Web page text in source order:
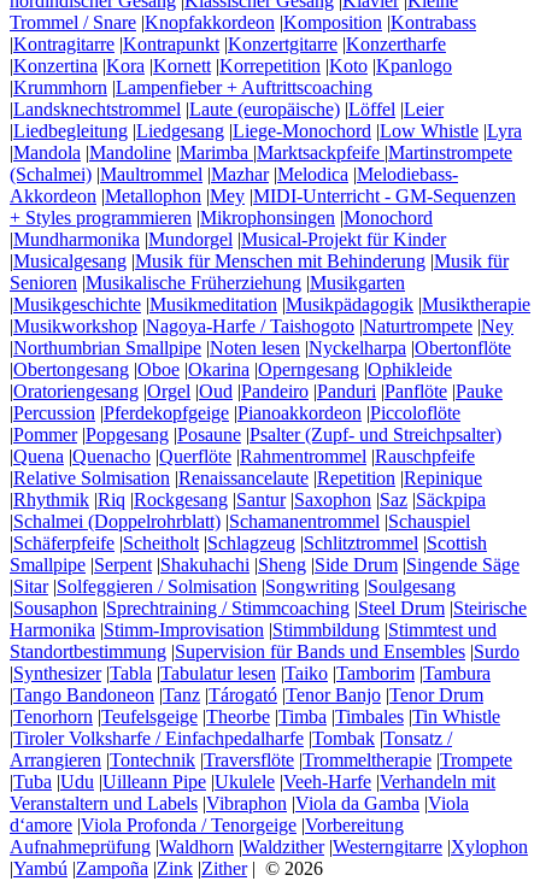
Trommel / Snare |Knopfakkordeon |Komposition |Kontrabass
|Kontragitarre |Kontrapunkt|Konzertgitarre |Konzertharfe
|Konzertina |Kora |Kornett|Korrepetition |Koto |Kpanlogo
|Krummhorn |Lampenfieber + Auftrittscoaching
|Landsknechtstrommel |Laute (europäische) |Löffel |Leier
|Liedbegleitung |Liedgesang |Liege-Monochord |Low Whistle |Lyra
|Mandola |Mandoline |Marimba |Marktsackpfeife |Martinstrompete
(Schalmei) |Maultrommel |Mazhar|Melodica |Melodiebass-
Akkordeon |Metallophon |Mey |MIDI-Unterricht - GM-Sequenzen
+ Styles programmieren |Mikrophonsingen |Monochord
|Mundharmonika |Mundorgel |Musical-Projekt für Kinder
|Musicalgesang |Musik für Menschen mit Behinderung |Musik für
Senioren |Musikalische Früherziehung |Musikgarten
|Musikgeschichte |Musikmeditation |Musikpädagogik |Musiktherapie
|Musikworkshop |Nagoya-Harfe / Taishogoto |Naturtrompete |Ney
|Northumbrian Smallpipe |Noten lesen |Nyckelharpa |Obertonflöte
|Obertongesang |Oboe |Okarina |Operngesang |Ophikleide
|Oratoriengesang |Orgel |Oud |Pandeiro |Panduri |Panflöte |Pauke
|Percussion |Pferdekopfgeige |Pianoakkordeon |Piccoloflöte
|Pommer|Popgesang |Posaune |Psalter (Zupf- und Streichpsalter)
|Quena |Quenacho |Querflöte |Rahmentrommel |Rauschpfeife
|Relative Solmisation |Renaissancelaute |Repetition |Repinique
|Rhythmik |Riq |Rockgesang |Santur|Saxophon |Saz |Säckpipa
|Schalmei (Doppelrohrblatt) |Schamanentrommel |Schauspiel
|Schäferpfeife |Scheitholt|Schlagzeug |Schlitztrommel |Scottish
Smallpipe |Serpent|Shakuhachi |Sheng |Side Drum |Singende Säge
|Sitar|Solfeggieren / Solmisation |Songwriting |Soulgesang
|Sousaphon |Sprechtraining / Stimmcoaching |Steel Drum |Steirische
Harmonika |Stimm-Improvisation |Stimmbildung |Stimmtest und
Standortbestimmung |Supervision für Bands und Ensembles |Surdo
|Synthesizer|Tabla |Tabulatur lesen |Taiko |Tamborim |Tambura
|Tango Bandoneon |Tanz |Tárogató |Tenor Banjo |Tenor Drum
|Tenorhorn |Teufelsgeige |Theorbe |Timba |Timbales |Tin Whistle
|Tiroler Volksharfe / Einfachpedalharfe |Tombak |Tonsatz /
Arrangieren |Tontechnik |Traversflöte |Trommeltherapie |Trompete
|Tuba |Udu |Uilleann Pipe |Ukulele |Veeh-Harfe |Verhandeln mit
Veranstaltern und Labels |Vibraphon |Viola da Gamba |Viola
d‘amore |Viola Profonda / Tenorgeige |Vorbereitung
Aufnahmeprüfung |Waldhorn |Waldzither|Westerngitarre |Xylophon
|Yambú |Zampoña |Zink |Zither| © 2026